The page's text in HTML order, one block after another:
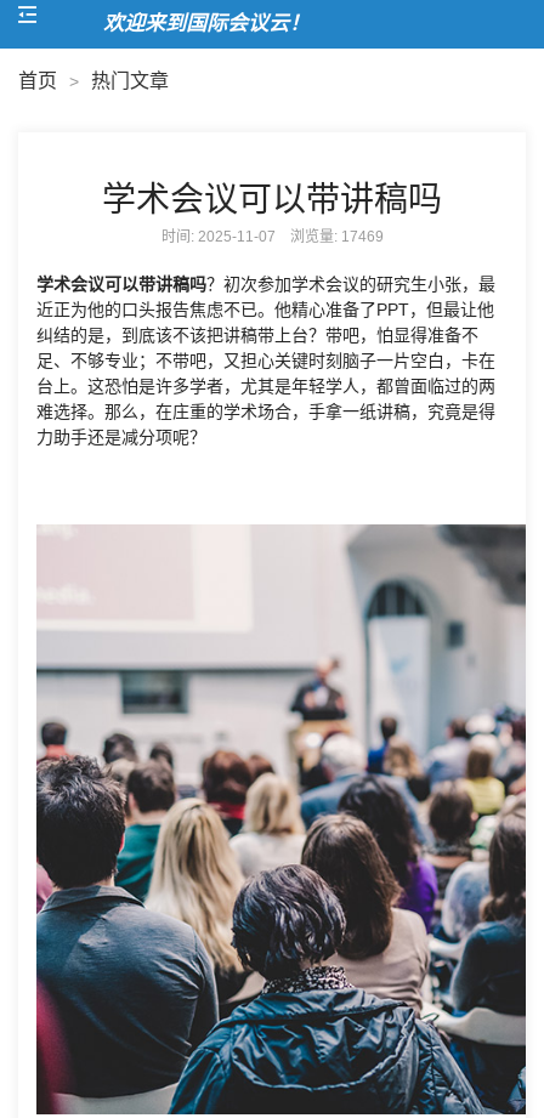
欢迎来到国际会议云！
首页 > 热门文章
学术会议可以带讲稿吗
时间: 2025-11-07 浏览量: 17469
学术会议可以带讲稿吗？初次参加学术会议的研究生小张，最
近正为他的口头报告焦虑不已。他精心准备了PPT，但最让他
纠结的是，到底该不该把讲稿带上台？带吧，怕显得准备不
足、不够专业；不带吧，又担心关键时刻脑子一片空白，卡在
台上。这恐怕是许多学者，尤其是年轻学人，都曾面临过的两
难选择。那么，在庄重的学术场合，手拿一纸讲稿，究竟是得
力助手还是减分项呢？